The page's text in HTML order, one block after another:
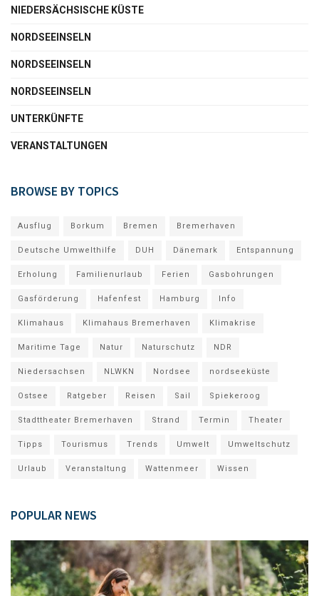
NIEDERSÄCHSISCHE KÜSTE
NORDSEEINSELN
NORDSEEINSELN
NORDSEEINSELN
UNTERKÜNFTE
VERANSTALTUNGEN
BROWSE BY TOPICS
Ausflug Borkum Bremen Bremerhaven
Deutsche Umwelthilfe DUH Dänemark Entspannung
Erholung Familienurlaub Ferien Gasbohrungen
Gasförderung Hafenfest Hamburg Info
Klimahaus Klimahaus Bremerhaven Klimakrise
Maritime Tage Natur Naturschutz NDR
Niedersachsen NLWKN Nordsee nordseeküste
Ostsee Ratgeber Reisen Sail Spiekeroog
Stadttheater Bremerhaven Strand Termin Theater
Tipps Tourismus Trends Umwelt Umweltschutz
Urlaub Veranstaltung Wattenmeer Wissen
POPULAR NEWS